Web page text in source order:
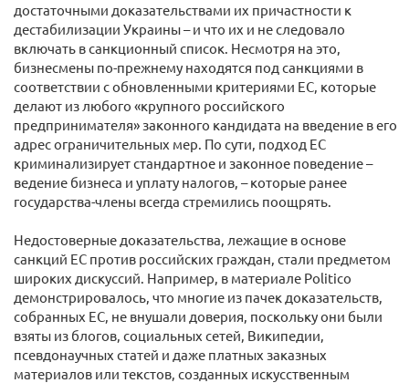
достаточными доказательствами их причастности к
дестабилизации Украины – и что их и не следовало
включать в санкционный список. Несмотря на это,
бизнесмены по-прежнему находятся под санкциями в
соответствии с обновленными критериями ЕС, которые
делают из любого «крупного российского
предпринимателя» законного кандидата на введение в его
адрес ограничительных мер. По сути, подход ЕС
криминализирует стандартное и законное поведение –
ведение бизнеса и уплату налогов, – которые ранее
государства-члены всегда стремились поощрять.
Недостоверные доказательства, лежащие в основе
санкций ЕС против российских граждан, стали предметом
широких дискуссий. Например, в материале Politico
демонстрировалось, что многие из пачек доказательств,
собранных ЕС, не внушали доверия, поскольку они были
взяты из блогов, социальных сетей, Википедии,
псевдонаучных статей и даже платных заказных
материалов или текстов, созданных искусственным